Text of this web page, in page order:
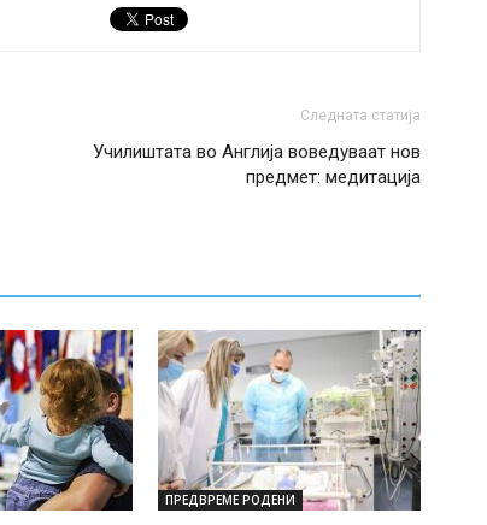
Следната статија
Училиштата во Англија воведуваат нов
предмет: медитација
ПРЕДВРЕМЕ РОДЕНИ